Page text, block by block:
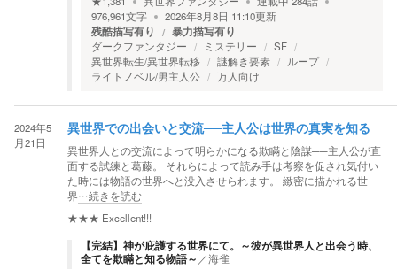
976,961文字 2026年8月8日 11:10更新
残酷描写有り 暴力描写有り
ダークファンタジー ミステリー
SF
異世界転生/異世界転移
謎解き要素
ループ
ライトノベル/男主人公
万人向け
2024年5
月21日
異世界での出会いと交流──主人公は世界の真実を知る
異世界人との交流によって明らかになる欺瞞と陰謀──主人公が直
面する試練と葛藤。 それらによって読み手は考察を促され気付い
た時には物語の世界へと没入させられます。 緻密に描かれる世
界…続きを読む
★★★ Excellent!!!
【完結】神が庇護する世界にて。～彼が異世界人と出会う時、
全てを欺瞞と知る物語～ ／海雀